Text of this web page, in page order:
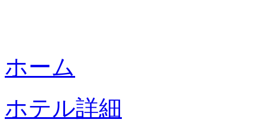
ホーム
ホテル詳細